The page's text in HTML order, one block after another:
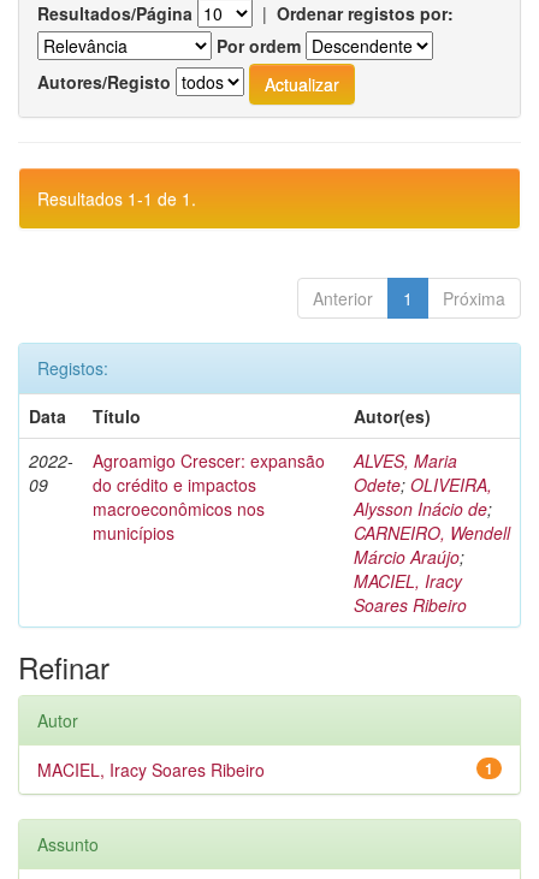
Resultados/Página | Ordenar registos por:
Por ordem
Autores/Registo
Resultados 1-1 de 1.
Anterior 1 Próxima
Registos:
Data
Título
Autor(es)
2022-
09
Agroamigo Crescer: expansão
do crédito e impactos
macroeconômicos nos
municípios
ALVES, Maria
Odete; OLIVEIRA,
Alysson Inácio de;
CARNEIRO, Wendell
Márcio Araújo;
MACIEL, Iracy
Soares Ribeiro
Refinar
Autor
1
MACIEL, Iracy Soares Ribeiro
Assunto